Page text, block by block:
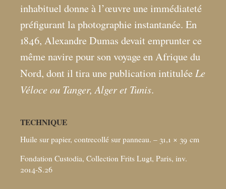
inhabituel donne à l’œuvre une immédiateté
préfigurant la photographie instantanée. En
1846, Alexandre Dumas devait emprunter ce
même navire pour son voyage en Afrique du
Nord, dont il tira une publication intitulée Le
Véloce ou Tanger, Alger et Tunis.
TECHNIQUE
Huile sur papier, contrecollé sur panneau. – 31,1 × 39 cm
Fondation Custodia, Collection Frits Lugt, Paris, inv.
2014-S.26